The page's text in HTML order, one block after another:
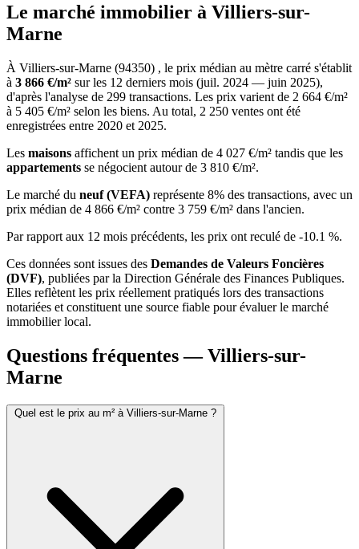
Le marché immobilier à Villiers-sur-
Marne
À Villiers-sur-Marne (94350) , le prix médian au mètre carré s'établit
à 3 866 €/m² sur les 12 derniers mois (juil. 2024 — juin 2025),
d'après l'analyse de 299 transactions. Les prix varient de 2 664 €/m²
à 5 405 €/m² selon les biens. Au total, 2 250 ventes ont été
enregistrées entre 2020 et 2025.
Les maisons affichent un prix médian de 4 027 €/m² tandis que les
appartements se négocient autour de 3 810 €/m².
Le marché du neuf (VEFA) représente 8% des transactions, avec un
prix médian de 4 866 €/m² contre 3 759 €/m² dans l'ancien.
Par rapport aux 12 mois précédents, les prix ont reculé de -10.1 %.
Ces données sont issues des Demandes de Valeurs Foncières
(DVF), publiées par la Direction Générale des Finances Publiques.
Elles reflètent les prix réellement pratiqués lors des transactions
notariées et constituent une source fiable pour évaluer le marché
immobilier local.
Questions fréquentes — Villiers-sur-
Marne
Quel est le prix au m² à Villiers-sur-Marne ?